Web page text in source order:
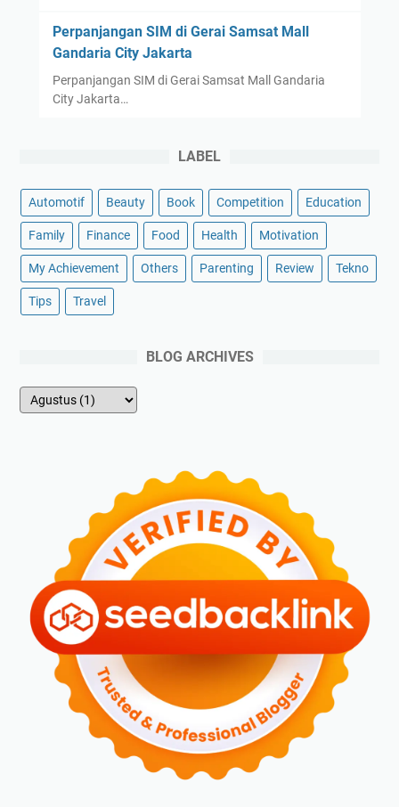
Perpanjangan SIM di Gerai Samsat Mall
Gandaria City Jakarta
Perpanjangan SIM di Gerai Samsat Mall Gandaria
City Jakarta…
LABEL
Automotif Beauty Book Competition Education
Family Finance Food Health Motivation
My Achievement Others Parenting Review Tekno
Tips Travel
BLOG ARCHIVES